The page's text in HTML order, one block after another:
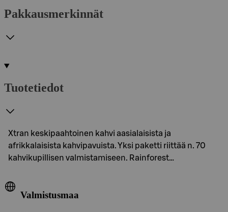
Pakkausmerkinnät
Tuotetiedot
Xtran keskipaahtoinen kahvi aasialaisista ja
afrikkalaisista kahvipavuista. Yksi paketti riittää n. 70
kahvikupillisen valmistamiseen. Rainforest…
Valmistusmaa